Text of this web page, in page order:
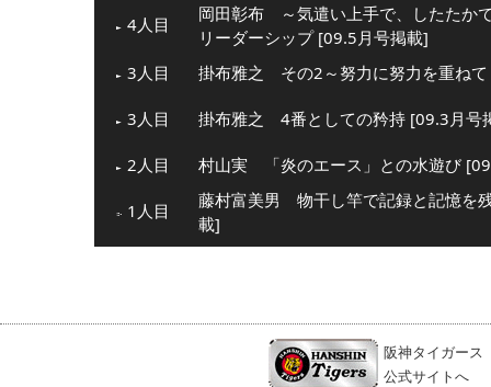
4人目
岡田彰布 ～気遣い上手で、したたか
リーダーシップ [09.5月号掲載]
3人目
掛布雅之 その2～努力に努力を重ね
3人目 掛布雅之 4番としての矜持 [09.3月号
2人目 村山実 「炎のエース」との水遊び
1人目
藤村富美男 物干し竿で記録と記憶を
載]
阪神タイガース
公式サイトへ